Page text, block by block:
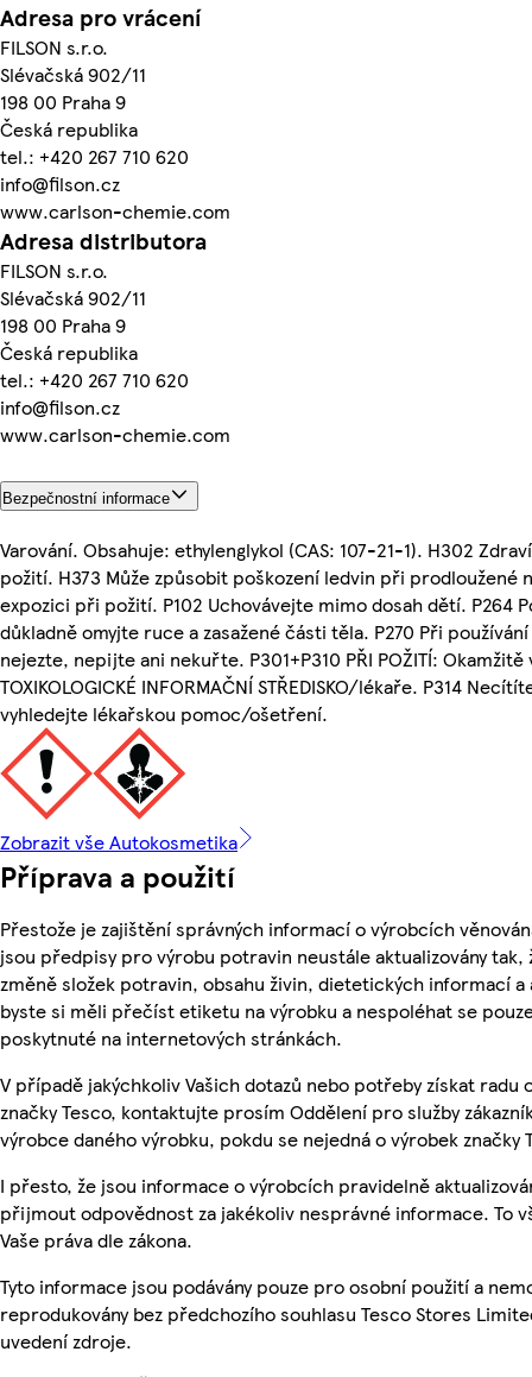
Adresa pro vrácení
FILSON s.r.o.
Slévačská 902/11
198 00 Praha 9
Česká republika
tel.: +420 267 710 620
info@filson.cz
www.carlson-chemie.com
Adresa distributora
FILSON s.r.o.
Slévačská 902/11
198 00 Praha 9
Česká republika
tel.: +420 267 710 620
info@filson.cz
www.carlson-chemie.com
Bezpečnostní informace
Varování. Obsahuje: ethylenglykol (CAS: 107-21-1). H302
požití. H373 Může způsobit poškození ledvin při prodloužené
expozici při požití. P102 Uchovávejte mimo dosah dětí. P264
důkladně omyjte ruce a zasažené části těla. P270 Při
nejezte, nepijte ani nekuřte. P301+P310 PŘI POŽITÍ:
TOXIKOLOGICKÉ INFORMAČNÍ STŘEDISKO/lékaře. P314
vyhledejte lékařskou pomoc/ošetření.
Zobrazit vše Autokosmetika
Příprava a použití
Přestože je zajištění správných informací o výrobcích
jsou předpisy pro výrobu potravin neustále aktualizovány tak,
změně složek potravin, obsahu živin, dietetických informací a
byste si měli přečíst etiketu na výrobku a nespoléhat se
poskytnuté na internetových stránkách.
V případě jakýchkoliv Vašich dotazů nebo potřeby získat radu
značky Tesco, kontaktujte prosím Oddělení pro služby
výrobce daného výrobku, pokdu se nejedná o výrobek značky
I přesto, že jsou informace o výrobcích pravidelně
přijmout odpovědnost za jakékoliv nesprávné informace. To
Vaše práva dle zákona.
Tyto informace jsou podávány pouze pro osobní použití a
reprodukovány bez předchozího souhlasu Tesco Stores
uvedení zdroje.